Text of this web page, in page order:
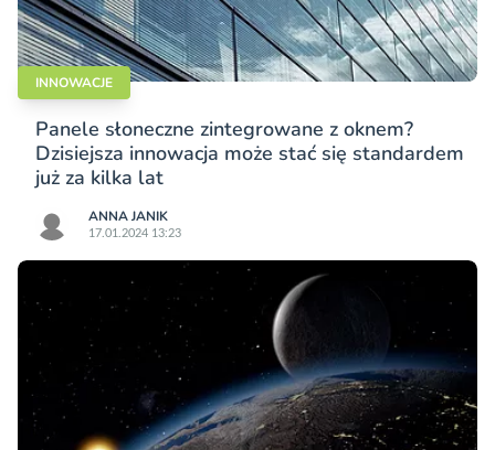
INNOWACJE
Panele słoneczne zintegrowane z oknem?
Dzisiejsza innowacja może stać się standardem
już za kilka lat
ANNA JANIK
17.01.2024 13:23